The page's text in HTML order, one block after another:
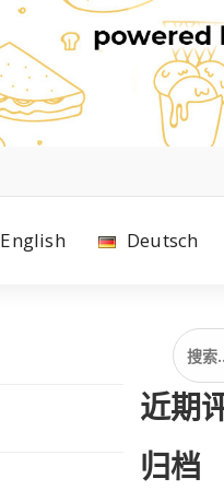
English Deutsch
搜
索：
近期
归档